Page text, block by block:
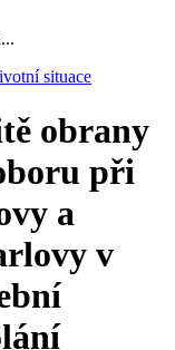
situace
obrany
při
a
v